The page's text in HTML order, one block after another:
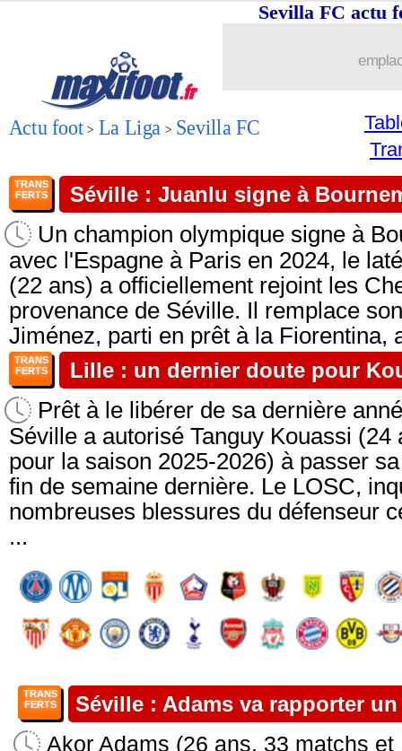
Actu foot > La Liga > Sevilla FC
Sevilla FC actu
TRANS
FERTS
Séville : Juanlu signe à
Un champion olympique signe à
avec l'Espagne à Paris en 2024, le
(22 ans) a officiellement rejoint les
provenance de Séville. Il remplace
Jiménez, parti en prêt à la Fiorentina,
TRANS
FERTS
Lille : un dernier doute pour
Prêt à le libérer de sa dernière
Séville a autorisé Tanguy Kouassi
pour la saison 2025-2026) à passer
fin de semaine dernière. Le LOSC,
nombreuses blessures du défenseur
...
TRANS
FERTS
Séville : Adams va rapporter
Akor Adams (26 ans, 33 matchs